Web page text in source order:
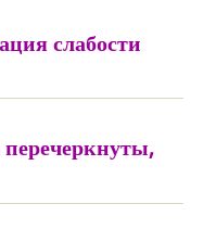
слабости
перечеркнуты,